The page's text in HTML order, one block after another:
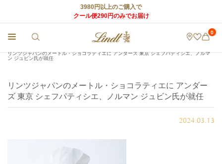
3980円以上のご購入で
クール便290円のみでお届け
0
リンツジャパンのメートル・ショコラティエに アンダーズ 東京 シェフパティシエ、ノルマ
ン ジュビン氏が就任
リンツジャパンのメートル・ショコラティエに アンダー
ズ 東京 シェフパティシエ、ノルマン ジュビン氏が就任
2024.03.13